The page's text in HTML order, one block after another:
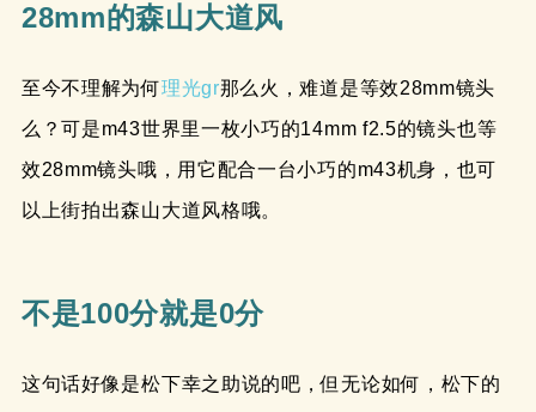
28mm的森山大道风
至今不理解为何理光gr那么火，难道是等效28mm镜头
么？可是m43世界里一枚小巧的14mm f2.5的镜头也等
效28mm镜头哦，用它配合一台小巧的m43机身，也可
以上街拍出森山大道风格哦。
不是100分就是0分
这句话好像是松下幸之助说的吧，但无论如何，松下的